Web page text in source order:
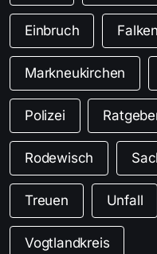
Einbruch
Markneukirchen
Polizei
Rodewisch
Treuen Unfall
Vogtlandkreis